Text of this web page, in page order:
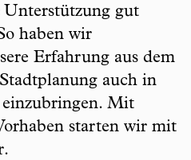
gut
haben wir
Erfahrung aus dem
auch in
Mit
starten wir mit